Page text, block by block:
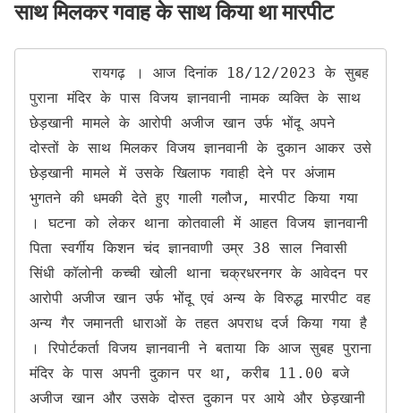
साथ मिलकर गवाह के साथ किया था मारपीट
       रायगढ़ । आज दिनांक 18/12/2023 के सुबह
पुराना मंदिर के पास विजय ज्ञानवानी नामक व्यक्ति के साथ
छेड़खानी मामले के आरोपी अजीज खान उर्फ भोंदू अपने
दोस्तों के साथ मिलकर विजय ज्ञानवानी के दुकान आकर उसे
छेड़खानी मामले में उसके खिलाफ गवाही देने पर अंजाम
भुगतने की धमकी देते हुए गाली गलौज, मारपीट किया गया
। घटना को लेकर थाना कोतवाली में आहत विजय ज्ञानवानी
पिता स्वर्गीय किशन चंद ज्ञानवाणी उम्र 38 साल निवासी
सिंधी कॉलोनी कच्ची खोली थाना चक्रधरनगर के आवेदन पर
आरोपी अजीज खान उर्फ भोंदू एवं अन्य के विरुद्ध मारपीट वह
अन्य गैर जमानती धाराओं के तहत अपराध दर्ज किया गया है
। रिपोर्टकर्ता विजय ज्ञानवानी ने बताया कि आज सुबह पुराना
मंदिर के पास अपनी दुकान पर था, करीब 11.00 बजे
अजीज खान और उसके दोस्त दुकान पर आये और छेड़खानी